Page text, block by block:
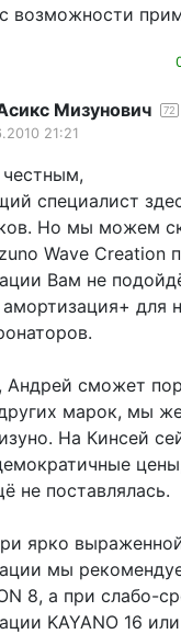
возможности
Мизунович 72
21:21
специалист
Но мы можем
Wave Creation
Вам не
амортизация+ для
сможет
марок, мы
На Кинсей
не поставлялась.
ярко
мы
8, а при слабо-
KAYANO 16